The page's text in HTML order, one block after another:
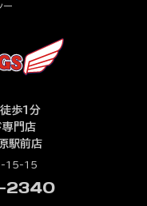
ー
歩1分
専門店
駅前店
15-15
2340